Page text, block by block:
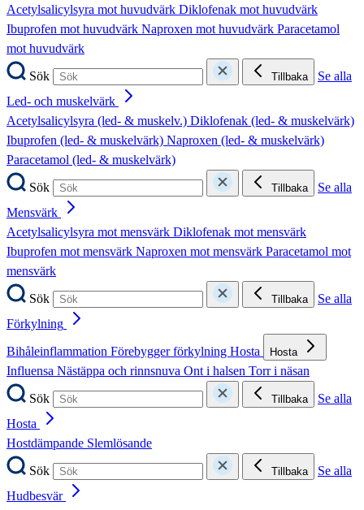
Acetylsalicylsyra mot huvudvärk Diklofenak mot huvudvärk
Ibuprofen mot huvudvärk Naproxen mot huvudvärk Paracetamol
mot huvudvärk
Sök
Tillbaka
Se alla
Led- och muskelvärk
Acetylsalicylsyra (led- & muskelv.) Diklofenak (led- & muskelvärk)
Ibuprofen (led- & muskelvärk) Naproxen (led- & muskelvärk)
Paracetamol (led- & muskelvärk)
Sök
Tillbaka
Se alla
Mensvärk
Acetylsalicylsyra mot mensvärk Diklofenak mot mensvärk
Ibuprofen mot mensvärk Naproxen mot mensvärk Paracetamol mot
mensvärk
Sök
Tillbaka
Se alla
Förkylning
Bihåleinflammation Förebygger förkylning Hosta Hosta
Influensa Nästäppa och rinnsnuva Ont i halsen Torr i näsan
Sök
Tillbaka
Se alla
Hosta
Hostdämpande Slemlösande
Sök
Tillbaka
Se alla
Hudbesvär